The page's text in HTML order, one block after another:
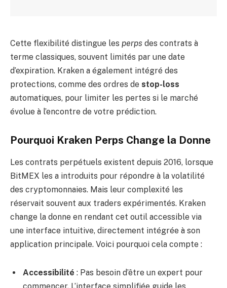
Cette flexibilité distingue les perps des contrats à
terme classiques, souvent limités par une date
d’expiration. Kraken a également intégré des
protections, comme des ordres de stop-loss
automatiques, pour limiter les pertes si le marché
évolue à l’encontre de votre prédiction.
Pourquoi Kraken Perps Change la Donne
Les contrats perpétuels existent depuis 2016, lorsque
BitMEX les a introduits pour répondre à la volatilité
des cryptomonnaies. Mais leur complexité les
réservait souvent aux traders expérimentés. Kraken
change la donne en rendant cet outil accessible via
une interface intuitive, directement intégrée à son
application principale. Voici pourquoi cela compte :
Accessibilité : Pas besoin d’être un expert pour
commencer. L’interface simplifiée guide les